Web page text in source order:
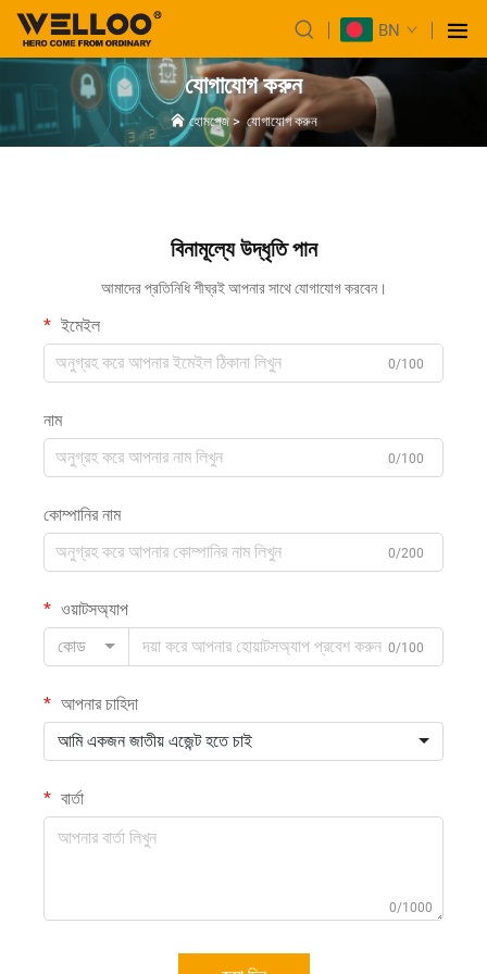
BN
যোগাযোগ করুন
হোমপেজ> যোগাযোগ করুন
বিনামূল্যে উদ্ধৃতি পান
আমাদের প্রতিনিধি শীঘ্রই আপনার সাথে যোগাযোগ করবেন।
ইমেইল
0/100
নাম
0/100
কোম্পানির নাম
0/200
ওয়াটসঅ্যাপ
কোড
0/100
আপনার চাহিদা
আমি একজন জাতীয় এজেন্ট হতে চাই
বার্তা
0/1000